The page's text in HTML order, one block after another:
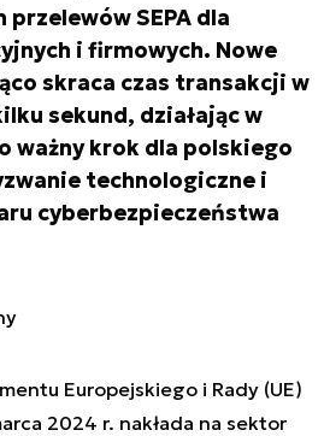
SEPA dla
i firmowych. Nowe
skraca czas transakcji w
sekund, działając w
ważny krok dla polskiego
technologiczne i
cyberbezpieczeństwa
Europejskiego i Rady (UE)
2024 r. nakłada na sektor